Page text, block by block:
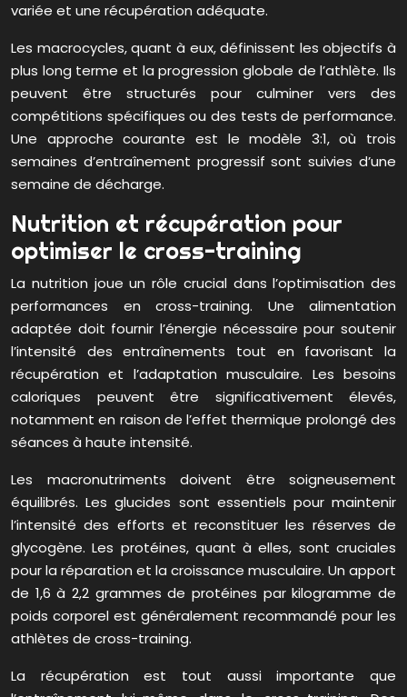
variée et une récupération adéquate.
Les macrocycles, quant à eux, définissent les objectifs à
plus long terme et la progression globale de l’athlète. Ils
peuvent être structurés pour culminer vers des
compétitions spécifiques ou des tests de performance.
Une approche courante est le modèle 3:1, où trois
semaines d’entraînement progressif sont suivies d’une
semaine de décharge.
Nutrition et récupération pour
optimiser le cross-training
La nutrition joue un rôle crucial dans l’optimisation des
performances en cross-training. Une alimentation
adaptée doit fournir l’énergie nécessaire pour soutenir
l’intensité des entraînements tout en favorisant la
récupération et l’adaptation musculaire. Les besoins
caloriques peuvent être significativement élevés,
notamment en raison de l’effet thermique prolongé des
séances à haute intensité.
Les macronutriments doivent être soigneusement
équilibrés. Les glucides sont essentiels pour maintenir
l’intensité des efforts et reconstituer les réserves de
glycogène. Les protéines, quant à elles, sont cruciales
pour la réparation et la croissance musculaire. Un apport
de 1,6 à 2,2 grammes de protéines par kilogramme de
poids corporel est généralement recommandé pour les
athlètes de cross-training.
La récupération est tout aussi importante que